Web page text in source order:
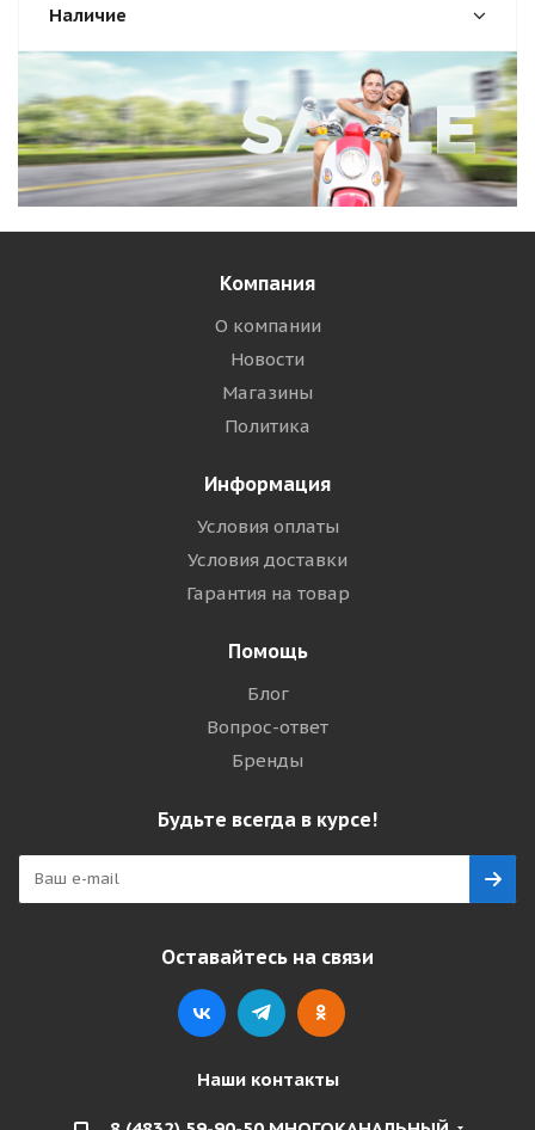
Наличие
Компания
О компании
Новости
Магазины
Политика
Информация
Условия оплаты
Условия доставки
Гарантия на товар
Помощь
Блог
Вопрос-ответ
Бренды
Будьте всегда в курсе!
Оставайтесь на связи
Наши контакты